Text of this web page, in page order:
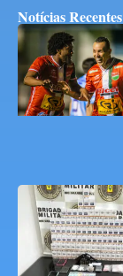
Notícias Recentes